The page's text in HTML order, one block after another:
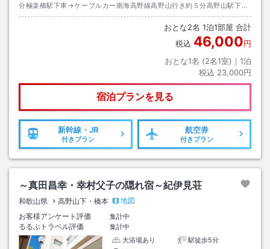
分極楽橋駅下車→ケーブルカー南海高野線高野山行き約５分高野山駅下車
→バス奥の院前又は大門行き約１０分高野警察前下車→徒歩約３分
おとな2名 1泊1部屋 合計
税込 46,000円
おとな1名 (2名1室)｜ 1泊
税込 23,000円
宿泊プランを見る
新幹線・JR
付きプラン
航空券
付きプラン
～真田昌幸・幸村父子の隠れ宿～紀伊見荘
和歌山県 高野山下・橋本
地図
お客様アンケート評価
集計中
るるぶトラベル評価
集計中
大浴場あり
駅徒歩5分